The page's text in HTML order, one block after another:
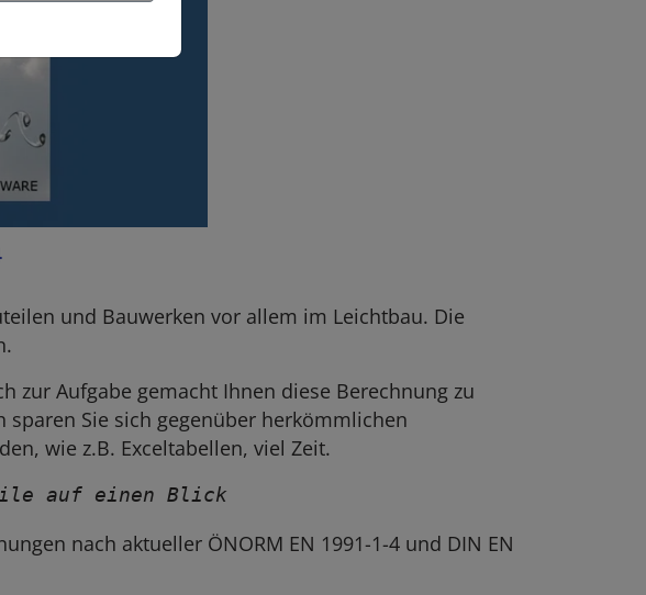
und Bauwerken vor allem im Leichtbau. Die
zur Aufgabe gemacht Ihnen diese Berechnung zu
sparen Sie sich gegenüber herkömmlichen
wie z.B. Exceltabellen, viel Zeit.
auf einen Blick
nach aktueller ÖNORM EN 1991-1-4 und DIN EN